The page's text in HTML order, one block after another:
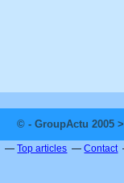
© - GroupActu 2005
Top articles Contact